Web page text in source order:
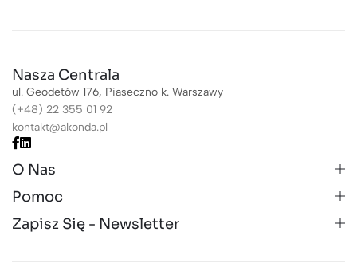
Nasza Centrala
ul. Geodetów 176, Piaseczno k. Warszawy
(+48) 22 355 01 92
kontakt@akonda.pl
O Nas
Pomoc
Zapisz Się - Newsletter